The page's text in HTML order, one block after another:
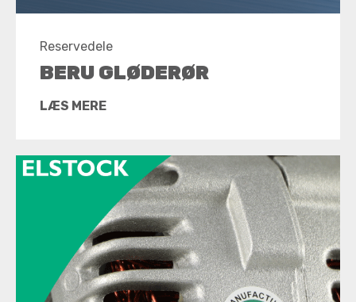
Reservedele
BERU GLØDERØR
LÆS MERE